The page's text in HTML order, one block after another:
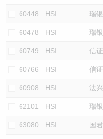
60448 HSI 瑞银
60478 HSI 瑞银
60749 HSI 信证
60766 HSI 信证
60908 HSI 法兴
62101 HSI 瑞银
63080 HSI 国君